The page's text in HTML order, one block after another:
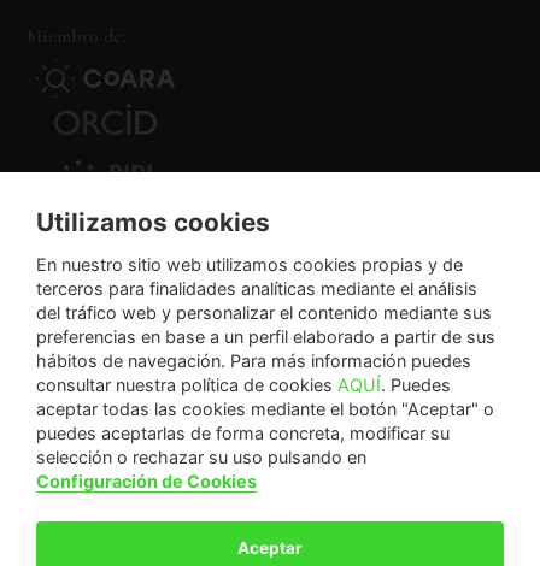
Miembro de:
Nodo Regional
NextGenerationEU
La Fundación Séneca-Agencia de Ciencia y Tecnología de la Región de Murcia es una
entidad sin ánimo de lucro, bajo forma de fundación del sector público autonómico, inscrita
con el número 1-15 en el Registro de Fundaciones de la Región de Murcia.
Utilizamos cookies
En nuestro sitio web utilizamos cookies propias y de
terceros para finalidades analíticas mediante el análisis
del tráfico web y personalizar el contenido mediante sus
preferencias en base a un perfil elaborado a partir de sus
hábitos de navegación. Para más información puedes
consultar nuestra política de cookies AQUÍ. Puedes
aceptar todas las cookies mediante el botón "Aceptar" o
puedes aceptarlas de forma concreta, modificar su
selección o rechazar su uso pulsando en
Configuración de Cookies
Aceptar